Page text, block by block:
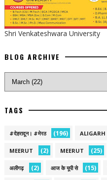
Shri Venkateshwara University
BLOG ARCHIVE
TAGS
#देहरादून। #मेरठ (196) ALIGARH
MEERUT (2) MEERUT (25)
अलीगढ़ (2) आज के यूपी से (15)